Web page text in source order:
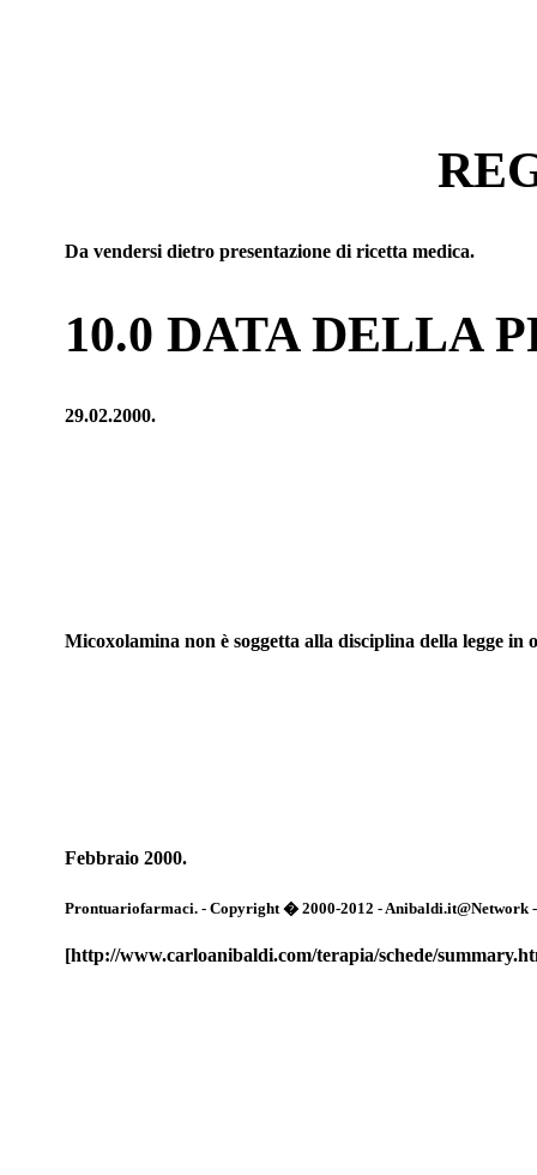
Da vendersi dietro presentazione di ricetta medica.
10.0 DATA DELLA
29.02.2000.
Micoxolamina non è soggetta alla disciplina della legge in
Febbraio 2000.
Prontuariofarmaci. - Copyright � 2000-2012 -
[http://www.carloanibaldi.com/terapia/schede/